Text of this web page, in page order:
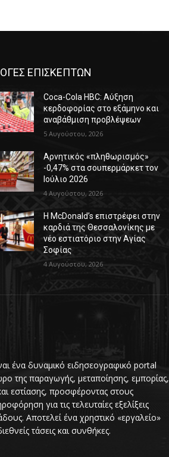
ΕΠΙΣΚΕΠΤΩΝ
Coca-Cola HBC: Αύξηση
κερδοφορίας στο εξάμηνο και
αναβάθμιση προβλέψεων
5 Αυγούστου, 2026
Αρνητικός «πληθωρισμός»
-0,47% στα σουπερμάρκετ τον
Ιούλιο 2026
4 Αυγούστου, 2026
Η McDonald’s επιστρέφει στην
καρδιά της Θεσσαλονίκης με
νέο εστιατόριο στην Αγίας
Σοφίας
4 Αυγούστου, 2026
ένα δυναμικό ειδησεογραφικό portal
της παραγωγής, μεταποίησης, εμπορίας,
εστίασης, προσφέροντας στους
για τις τελευταίες εξελίξεις
Αποτελεί ένα χρηστικό «εργαλείο»
τάσεις και συνθήκες.